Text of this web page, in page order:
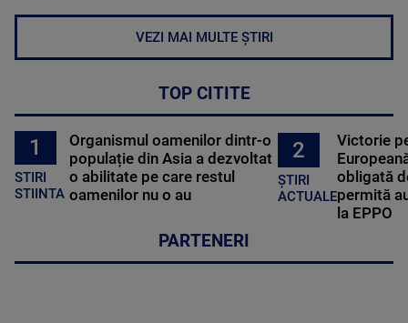
VEZI MAI MULTE ȘTIRI
TOP CITITE
1
STIRI
STIINTA
Organismul oamenilor dintr-o
populație din Asia a dezvoltat
o abilitate pe care restul
oamenilor nu o au
2
ȘTIRI
ACTUALE
Victorie
obligată
permită
la EPPO
PARTENERI